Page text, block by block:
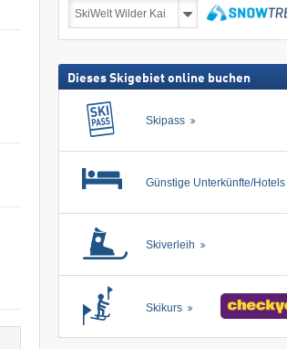
inkl.
Dieses Skigebiet online buchen
Skipass
Günstige Unterkünfte/Hotels
Skiverleih
Skikurs